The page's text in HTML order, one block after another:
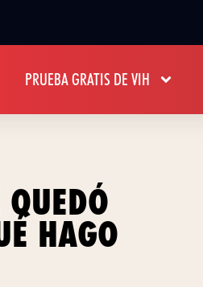
PRUEBA GRATIS DE VIH
QUEDÓ
HAGO